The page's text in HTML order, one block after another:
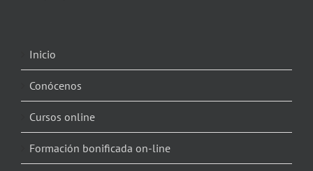
Inicio
Conócenos
Cursos online
Formación bonificada on-line